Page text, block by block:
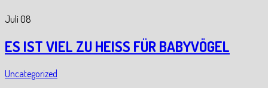
Juli 08
ES IST VIEL ZU HEISS FÜR BABYVÖGEL
Uncategorized